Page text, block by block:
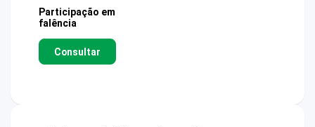
Participação em
falência
Consultar